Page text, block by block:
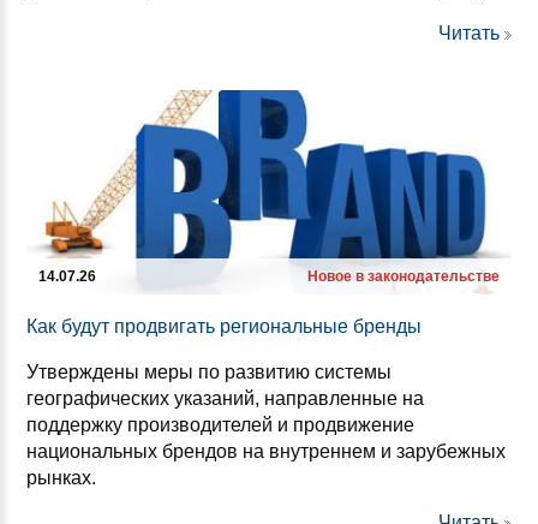
Читать
14.07.26 Новое в законодательстве
Как бу­дут прод­ви­гать ре­ги­ональ­ные брен­ды
Утверждены меры по развитию системы
географических указаний, направленные на
поддержку производителей и продвижение
национальных брендов на внутреннем и зарубежных
рынках.